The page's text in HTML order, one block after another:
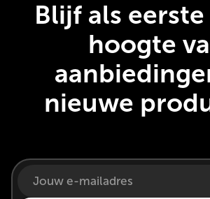
Blijf als
hoogte
nieuwe